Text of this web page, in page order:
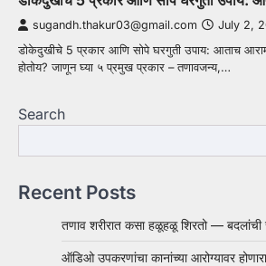
sugandh.thakur03@gmail.com July 2,
डोकेदुखीचे 5 प्रकार आणि सोपे घरगुती उपाय: आताच
होतोय? जाणून घ्या ५ प्रमुख प्रकार – तणावजन्य,…
Search
Recent Posts
तणाव शरीरात कसा हळूहळू शिरतो —
ऑडिओ उपकरणांचा कानांच्या आरोग्यावर